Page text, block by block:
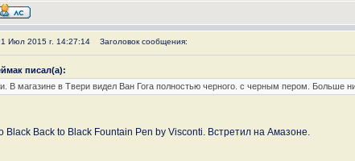
Июл 2015 г. 14:27:14 Заголовок сообщения:
писал(а):
В магазине в Твери видел Ван Гога полностью черного. с черным пером. Больше
Black Back to Black Fountain Pen by Visconti. Встретил на Амазоне.